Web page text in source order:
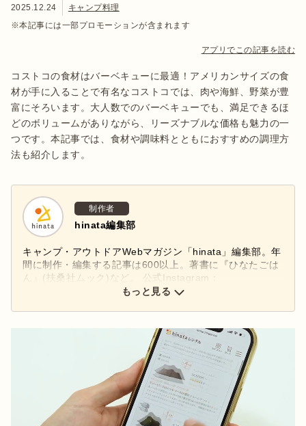
2025.12.24
キャンプ料理
※本記事には一部プロモーションが含まれます
アプリでこの記事を読む
コストコの食材はバーベキューに最適！アメリカンサイズの食
材が手に入ることで有名なコストコでは、肉や海鮮、野菜が豊
富にそろいます。大人数でのバーベキューでも、満足できるほ
どのボリュームがありながら、リーズナブルな価格も魅力の一
つです。本記事では、食材や調味料とともにおすすめの調理方
法も紹介します。
制作者
hinata編集部
キャンプ・アウトドアWebマガジン「hinata」編集部。年
間に制作・編集する記事は600以上。著書に『ひなたごは
ん』(扶桑社ムック)など。 公式Instagram：
もっと見る